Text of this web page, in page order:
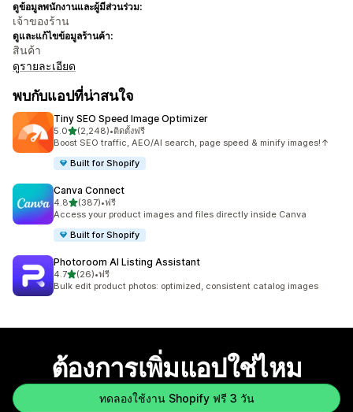
ดูข้อมูลพนักงานและผู้มีส่วนร่วม:
เจ้าของร้าน
ดูและแก้ไขข้อมูลร้านค้า:
สินค้า
ดูรายละเอียด
พบกับแอปที่น่าสนใจ
Tiny SEO Speed Image Optimizer
5.0เต็ม 5 ดาว
(2,248)
ทั้งหมด 2248 รีวิว
•ติดตั้งฟรี
Boost SEO traffic, AEO/AI search, page speed & minify images!↑
Built for Shopify
Canva Connect
4.8เต็ม 5 ดาว
(387)
ทั้งหมด 387 รีวิว
•ฟรี
Access your product images and files directly inside Canva
Built for Shopify
Photoroom AI Listing Assistant
4.7เต็ม 5 ดาว
(26)
ทั้งหมด 26 รีวิว
•ฟรี
Bulk edit product photos: optimized, consistent catalog images
ต้องการเพิ่มแอปใช่ไหม
ทดลองใช้งาน Shopify ฟรี 3 วัน